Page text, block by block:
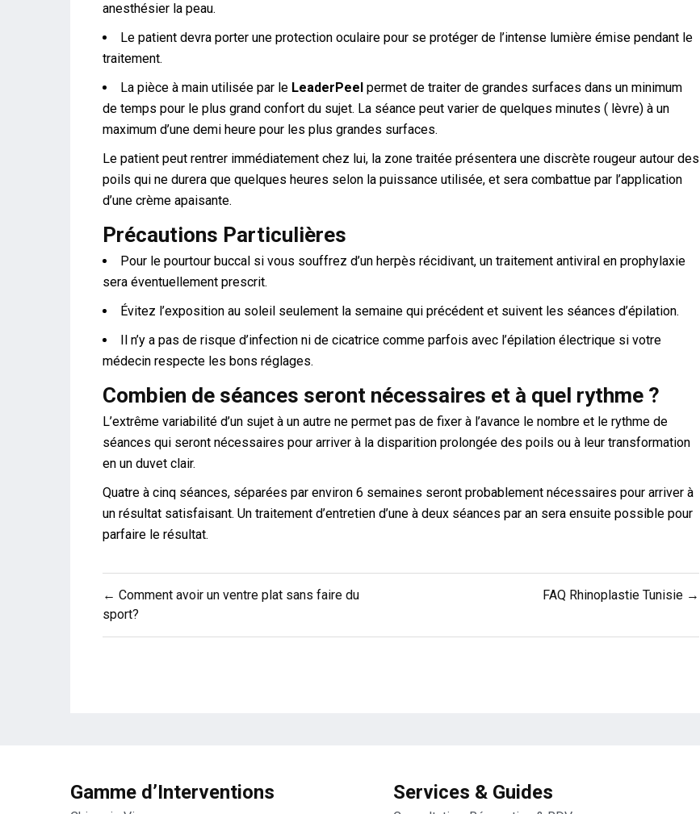
anesthésier la peau.
Le patient devra porter une protection oculaire pour se protéger de l’intense lumière émise pendant le
traitement.
La pièce à main utilisée par le LeaderPeel permet de traiter de grandes surfaces dans un minimum
de temps pour le plus grand confort du sujet. La séance peut varier de quelques minutes ( lèvre) à un
maximum d’une demi heure pour les plus grandes surfaces.
Le patient peut rentrer immédiatement chez lui, la zone traitée présentera une discrète rougeur autour des
poils qui ne durera que quelques heures selon la puissance utilisée, et sera combattue par l’application
d’une crème apaisante.
Précautions Particulières
Pour le pourtour buccal si vous souffrez d’un herpès récidivant, un traitement antiviral en prophylaxie
sera éventuellement prescrit.
Évitez l’exposition au soleil seulement la semaine qui précédent et suivent les séances d’épilation.
Il n’y a pas de risque d’infection ni de cicatrice comme parfois avec l’épilation électrique si votre
médecin respecte les bons réglages.
Combien de séances seront nécessaires et à quel rythme ?
L’extrême variabilité d’un sujet à un autre ne permet pas de fixer à l’avance le nombre et le rythme de
séances qui seront nécessaires pour arriver à la disparition prolongée des poils ou à leur transformation
en un duvet clair.
Quatre à cinq séances, séparées par environ 6 semaines seront probablement nécessaires pour arriver à
un résultat satisfaisant. Un traitement d’entretien d’une à deux séances par an sera ensuite possible pour
parfaire le résultat.
Navigation
de
← Comment avoir un ventre plat sans faire du
sport?
FAQ Rhinoplastie Tunisie →
Gamme d’Interventions Services & Guides